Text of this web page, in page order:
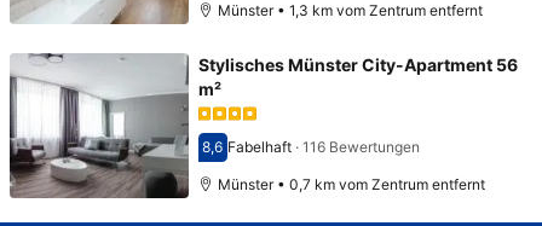
Münster • 1,3 km vom Zentrum entfernt
Stylisches Münster City-Apartment 56
m²
Bewertet mit 8,6
8,6 Fabelhaft· 116 Bewertungen
Münster • 0,7 km vom Zentrum entfernt